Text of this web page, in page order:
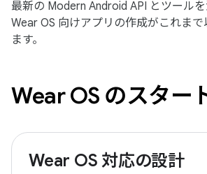
最新の Modern Android API とツールを
Wear OS 向けアプリの作成がこれま
ます。
Wear OS のスター
Wear OS 対応の設計